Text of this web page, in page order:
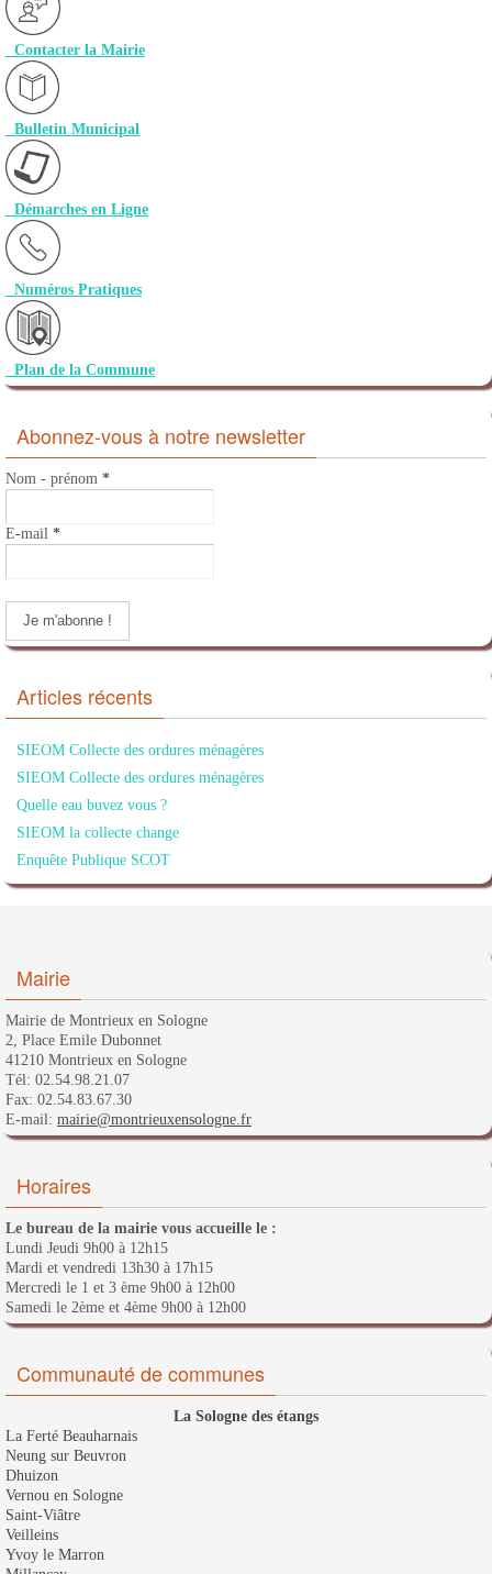
Contacter la Mairie
Bulletin Municipal
Démarches en Ligne
Numéros Pratiques
Plan de la Commune
Abonnez-vous à notre newsletter
Nom - prénom *
E-mail *
Articles récents
SIEOM Collecte des ordures ménagères
SIEOM Collecte des ordures ménagères
Quelle eau buvez vous ?
SIEOM la collecte change
Enquête Publique SCOT
Mairie
Mairie de Montrieux en Sologne
2, Place Emile Dubonnet
41210 Montrieux en Sologne
Tél: 02.54.98.21.07
Fax: 02.54.83.67.30
E-mail: mairie@montrieuxensologne.fr
Horaires
Le bureau de la mairie vous accueille le :
Lundi Jeudi 9h00 à 12h15
Mardi et vendredi 13h30 à 17h15
Mercredi le 1 et 3 ème 9h00 à 12h00
Samedi le 2ème et 4ème 9h00 à 12h00
Communauté de communes
La Sologne des étangs
La Ferté Beauharnais
Neung sur Beuvron
Dhuizon
Vernou en Sologne
Saint-Viâtre
Veilleins
Yvoy le Marron